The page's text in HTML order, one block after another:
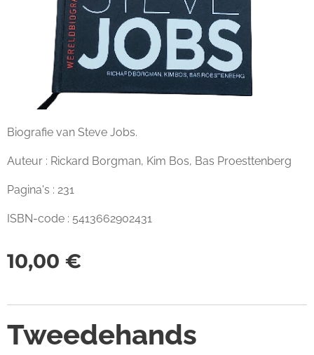
Biografie van Steve Jobs.
Auteur : Rickard Borgman, Kim Bos, Bas Proesttenberg
Pagina's : 231
ISBN-code : 5413662902431
10,00 €
Tweedehands